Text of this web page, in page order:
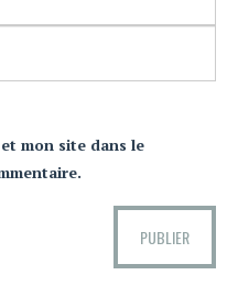
mon site dans le